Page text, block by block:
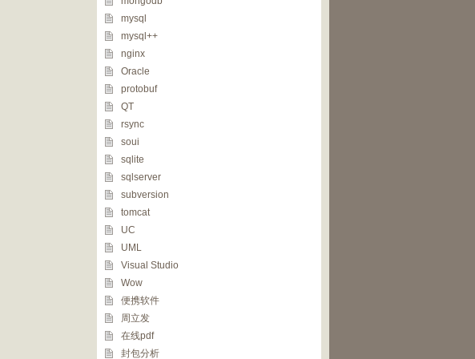
mysql
mysql++
nginx
Oracle
protobuf
QT
rsync
soui
sqlite
sqlserver
subversion
tomcat
UC
UML
Visual Studio
Wow
便携软件
周立发
在线pdf
封包分析